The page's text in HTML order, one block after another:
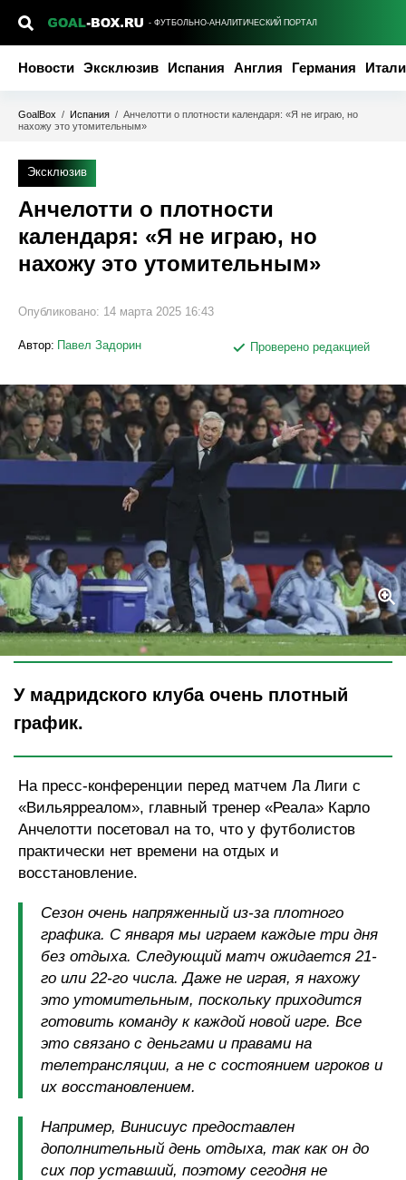
- ФУТБОЛЬНО-АНАЛИТИЧЕСКИЙ ПОРТАЛ
Новости Эксклюзив Испания Англия Германия
GoalBox / Испания / Анчелотти о плотности календаря: «Я не играю, но
нахожу это утомительным»
Эксклюзив
Анчелотти о плотности
календаря: «Я не играю, но
нахожу это утомительным»
Опубликовано: 14 марта 2025 16:43
Автор: Павел Задорин Проверено редакцией
Legion-Media
У мадридского клуба очень плотный
график.
На пресс-конференции перед матчем Ла Лиги с
«Вильярреалом», главный тренер «Реала» Карло
Анчелотти посетовал на то, что у футболистов
практически нет времени на отдых и
восстановление.
Сезон очень напряженный из-за плотного
графика. С января мы играем каждые три дня
без отдыха. Следующий матч ожидается 21-
го или 22-го числа. Даже не играя, я нахожу
это утомительным, поскольку приходится
готовить команду к каждой новой игре. Все
это связано с деньгами и правами на
телетрансляции, а не с состоянием игроков и
их восстановлением.
Например, Винисиус предоставлен
дополнительный день отдыха, так как он до
сих пор уставший, поэтому сегодня не